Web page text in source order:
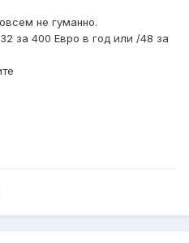
не гуманно.
за 400 Евро в год или /48 за